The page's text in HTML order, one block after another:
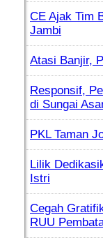
CE Ajak Tim
Jambi
Atasi Banjir,
Responsif,
di Sungai
PKL Taman
Lilik
Istri
Cegah
RUU